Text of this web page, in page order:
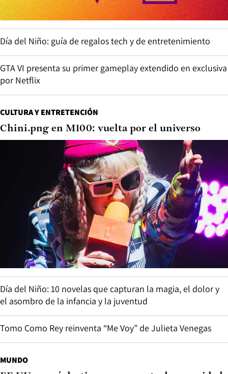
Día del Niño: guía de regalos tech y de entretenimiento
GTA VI presenta su primer gameplay extendido en exclusiva
por Netflix
CULTURA Y ENTRETENCIÓN
Chini.png en M100: vuelta por el universo
Día del Niño: 10 novelas que capturan la magia, el dolor y
el asombro de la infancia y la juventud
Tomo Como Rey reinventa “Me Voy” de Julieta Venegas
MUNDO